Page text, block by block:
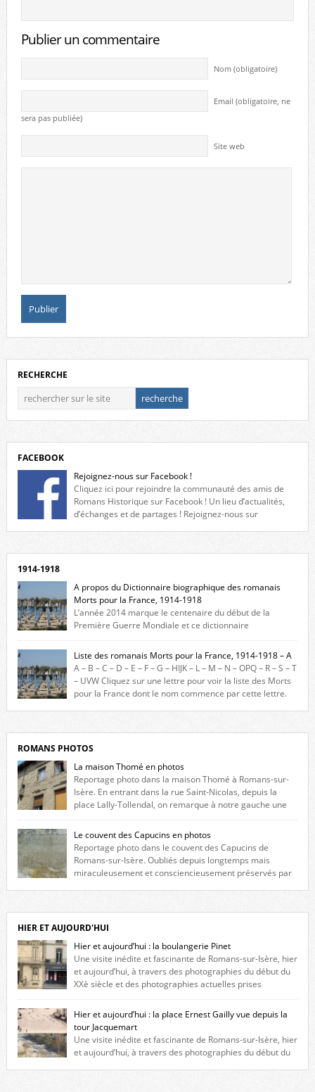
Publier un commentaire
Nom (obligatoire)
Email (obligatoire, ne
sera pas publiée)
Site web
RECHERCHE
FACEBOOK
Rejoignez-nous sur Facebook !
Cliquez ici pour rejoindre la communauté des amis de
Romans Historique sur Facebook ! Un lieu d’actualités,
d’échanges et de partages ! Rejoignez-nous sur
1914-1918
A propos du Dictionnaire biographique des romanais
Morts pour la France, 1914-1918
L’année 2014 marque le centenaire du début de la
Première Guerre Mondiale et ce dictionnaire
biographique veut rendre hommage aux romanais Morts pour la
France durant ce conflit. La base de cette recherche historique est
constituée des noms gravés sur les plaques commémoratives de
l’Hôtel de Ville, du lycée du Dauphiné et du lycée Triboulet, […]
Liste des romanais Morts pour la France, 1914-1918 – A
A – B – C – D – E – F – G – HIJK – L – M – N – OPQ – R – S – T
– UVW Cliquez sur une lettre pour voir la liste des Morts
pour la France dont le nom commence par cette lettre.
ROMANS PHOTOS
La maison Thomé en photos
Reportage photo dans la maison Thomé à Romans-sur-
Isère. En entrant dans la rue Saint-Nicolas, depuis la
place Lally-Tollendal, on remarque à notre gauche une
maison construite au XVIè siècle. Les deux façades sont ornées de
fenêtres jumelles à meneaux. Entre ces deux étages, on peut voir une
niche qui contient une statue de la Vierge. […]
Le couvent des Capucins en photos
Reportage photo dans le couvent des Capucins de
Romans-sur-Isère. Oubliés depuis longtemps mais
miraculeusement et consciencieusement préservés par
l’histoire de la redécouverte de vestiges du couvent des Capucins ! Petit
retour sur l’histoire […]
HIER ET AUJOURD'HUI
Hier et aujourd’hui : la boulangerie Pinet
Une visite inédite et fascinante de Romans-sur-Isère, hier
et aujourd’hui, à travers des photographies du début du
XXè siècle et des photographies actuelles prises
exactement dans le même cadre ! A l’angle de la place Jean Jaurès et de
l’avenue Victor Hugo (à côté d’Intermarché), à Romans. La boulangerie
Jules Pinet est inscrite dans le […]
Hier et aujourd’hui : la place Ernest Gailly vue depuis la
tour Jacquemart
Une visite inédite et fascinante de Romans-sur-Isère, hier
et aujourd’hui, à travers des photographies du début du